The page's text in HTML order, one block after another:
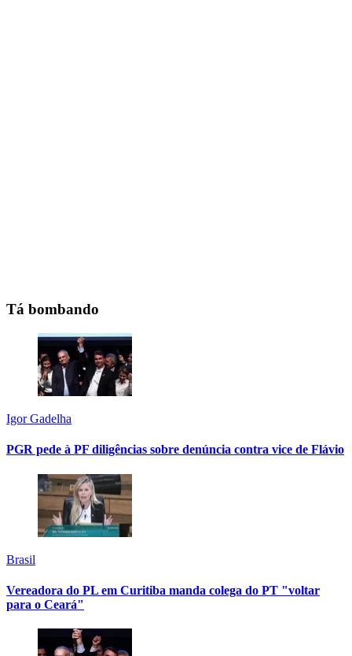
Tá bombando
Igor Gadelha
PGR pede à PF diligências sobre denúncia contra vice de Flávio
Brasil
Vereadora do PL em Curitiba manda colega do PT "voltar
para o Ceará"